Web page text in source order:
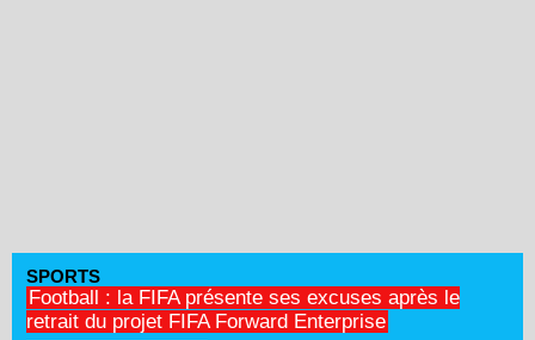
SPORTS
Football : la FIFA présente ses excuses après le
retrait du projet FIFA Forward Enterprise